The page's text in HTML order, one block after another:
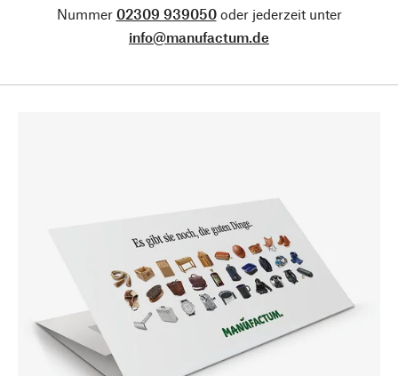
Nummer 02309 939050oder jederzeit unter
info@manufactum.de